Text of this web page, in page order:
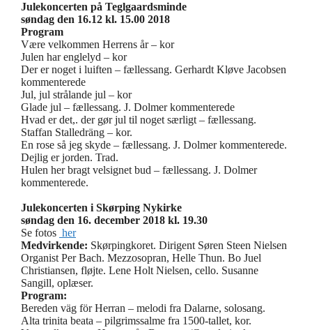
Julekoncerten på Teglgaardsminde
søndag den 16.12 kl. 15.00 2018
Program
Være velkommen Herrens år – kor
Julen har englelyd – kor
Der er noget i luiften – fællessang. Gerhardt Kløve Jacobsen
kommenterede
Jul, jul strålande jul – kor
Glade jul – fællessang. J. Dolmer kommenterede
Hvad er det,. der gør jul til noget særligt – fællessang.
Staffan Stalledräng – kor.
En rose så jeg skyde – fællessang. J. Dolmer kommenterede.
Dejlig er jorden. Trad.
Hulen her bragt velsignet bud – fællessang. J. Dolmer
kommenterede.
Julekoncerten i Skørping Nykirke
søndag den 16. december 2018 kl. 19.30
Se fotos her
Medvirkende: Skørpingkoret. Dirigent Søren Steen Nielsen
Organist Per Bach. Mezzosopran, Helle Thun. Bo Juel
Christiansen, fløjte. Lene Holt Nielsen, cello. Susanne
Sangill, oplæser.
Program:
Bereden väg för Herran – melodi fra Dalarne, solosang.
Alta trinita beata – pilgrimssalme fra 1500-tallet, kor.